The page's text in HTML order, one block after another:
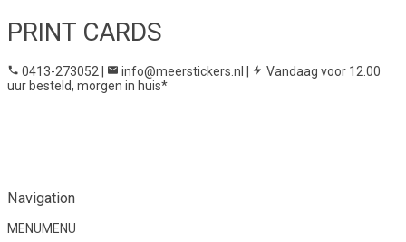
PRINT CARDS
0413-273052 | info@meerstickers.nl |
Vandaag voor 12.00
uur besteld, morgen in huis*
Navigation
MENUMENU